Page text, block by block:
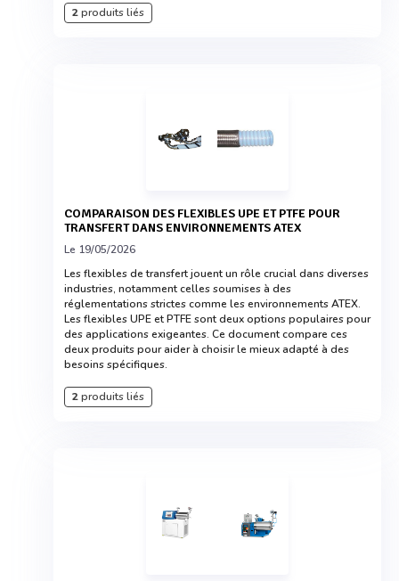
2produits liés
COMPARAISON DES FLEXIBLES UPE ET PTFE POUR
TRANSFERT DANS ENVIRONNEMENTS ATEX
Le 19/05/2026
Les flexibles de transfert jouent un rôle crucial dans diverses
industries, notamment celles soumises à des
réglementations strictes comme les environnements ATEX.
Les flexibles UPE et PTFE sont deux options populaires pour
des applications exigeantes. Ce document compare ces
deux produits pour aider à choisir le mieux adapté à des
besoins spécifiques.
2produits liés